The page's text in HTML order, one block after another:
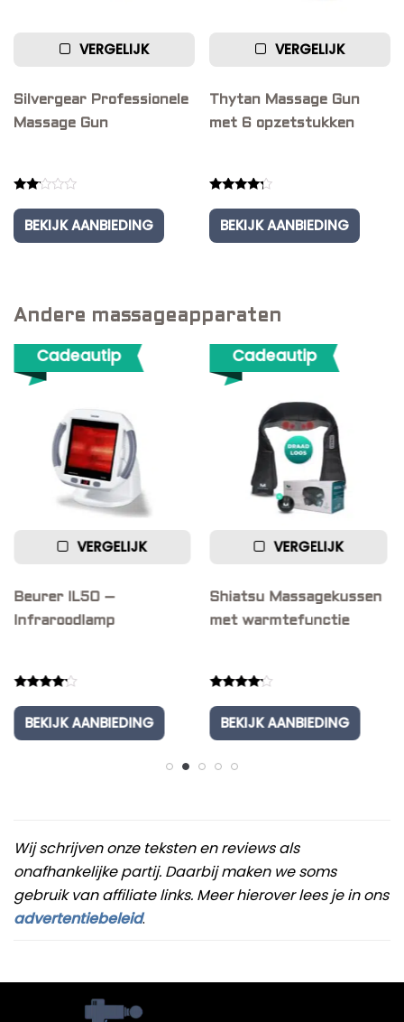
VERGELIJK
Silvergear Professionele
Massage Gun
2.00
out
of 5
BEKIJK AANBIEDING
VERGELIJK
Thytan Massage Gun
met 6 opzetstukken
4.00
out of 5
BEKIJK AANBIEDING
Andere massageapparaten
Cadeautip
VERGELIJK
Beurer IL50 –
Infraroodlamp
4.00
out of 5
BEKIJK AANBIEDING
Cadeautip
VERGELIJK
Shiatsu Massagekussen
met warmtefunctie
4.00
out of 5
BEKIJK AANBIEDING
Wij schrijven onze teksten en reviews als
onafhankelijke partij. Daarbij maken we soms
gebruik van affiliate links. Meer hierover lees je in ons
advertentiebeleid.